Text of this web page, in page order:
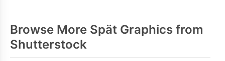
Browse More Spät Graphics from
Shutterstock